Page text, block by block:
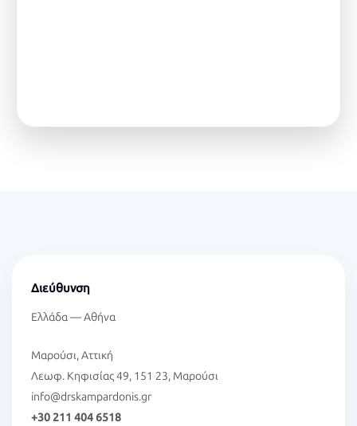
Διεύθυνση
Ελλάδα — Αθήνα
Μαρούσι, Αττική
Λεωφ. Κηφισίας 49, 151 23, Μαρούσι
info@drskampardonis.gr
+30 211 404 6518